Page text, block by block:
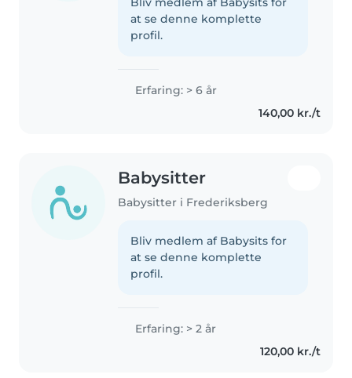
at se denne komplette
profil.
Erfaring: > 6 år
140,00 kr./t
Babysitter
Babysitter i Frederiksberg
Bliv medlem af Babysits for
at se denne komplette
profil.
Erfaring: > 2 år
120,00 kr./t